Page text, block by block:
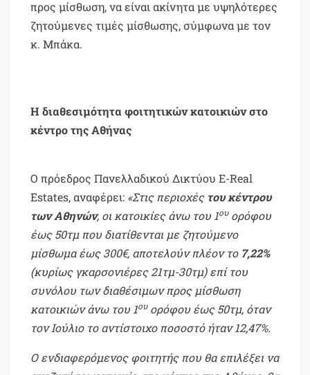
προς μίσθωση, να είναι ακίνητα με υψηλότερες
ζητούμενες τιμές μίσθωσης, σύμφωνα με τον
κ. Μπάκα.
Η διαθεσιμότητα φοιτητικών κατοικιών στο
κέντρο της Αθήνας
Ο πρόεδρος Πανελλαδικού Δικτύου E-Real
Estates, αναφέρει: «Στις περιοχές του κέντρου
των Αθηνών, οι κατοικίες άνω του 1ουορόφου
έως 50τμ που διατίθενται με ζητούμενο
μίσθωμα έως 300€, αποτελούν πλέον το 7,22%
(κυρίως γκαρσονιέρες 21τμ-30τμ) επί του
συνόλου των διαθέσιμων προς μίσθωση
κατοικιών άνω του 1ουορόφου έως 50τμ, όταν
τον Ιούλιο το αντίστοιχο ποσοστό ήταν 12,47%.
Ο ενδιαφερόμενος φοιτητής που θα επιλέξει να